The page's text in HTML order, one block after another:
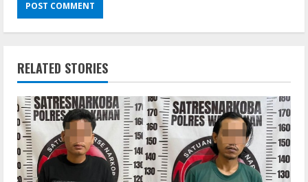
RELATED STORIES